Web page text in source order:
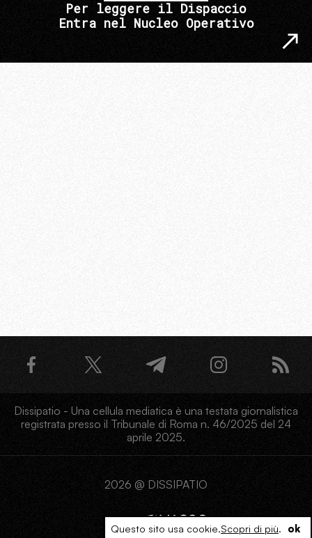
Per leggere il Dispaccio
Entra nel Nucleo Operativo
Dissipatio - Una cellula mediatica è una testata giornalistica
registrata presso il Tribunale di Roma n. 46/2025 del 24
aprile 2025.
2026 @ DISSIPATIO
Questo sito usa cookie.Scopri di più. ok